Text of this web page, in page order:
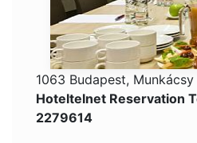
1063 Budapest,
Hoteltelnet Reservation
2279614